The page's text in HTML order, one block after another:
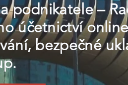
podnikatele –
účetnictví
bezpečné